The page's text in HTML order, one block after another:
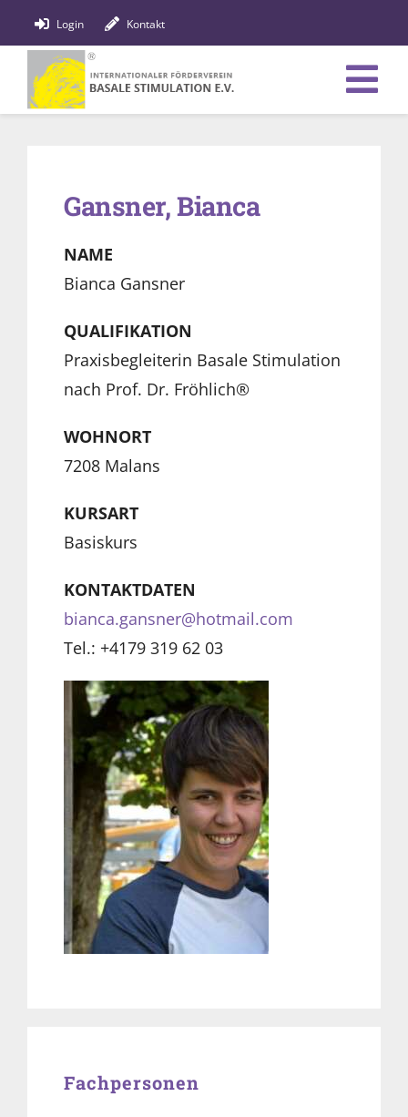
Inhalt
springen
Login Kontakt
Förderung
Gansner, Bianca
NAME
Bianca Gansner
QUALIFIKATION
Praxisbegleiterin Basale Stimulation
nach Prof. Dr. Fröhlich®
WOHNORT
7208 Malans
KURSART
Basiskurs
KONTAKTDATEN
bianca.gansner@hotmail.com
Tel.: +4179 319 62 03
Fachpersonen